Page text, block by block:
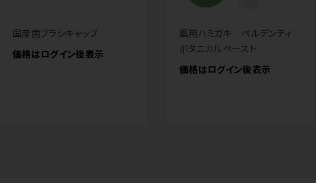
国産歯ブラシキャップ
価格はログイン後表示
薬用ハミガキ ペルデンティ
ボタニカルペースト
価格はログイン後表示